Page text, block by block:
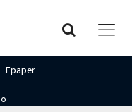
Epaper